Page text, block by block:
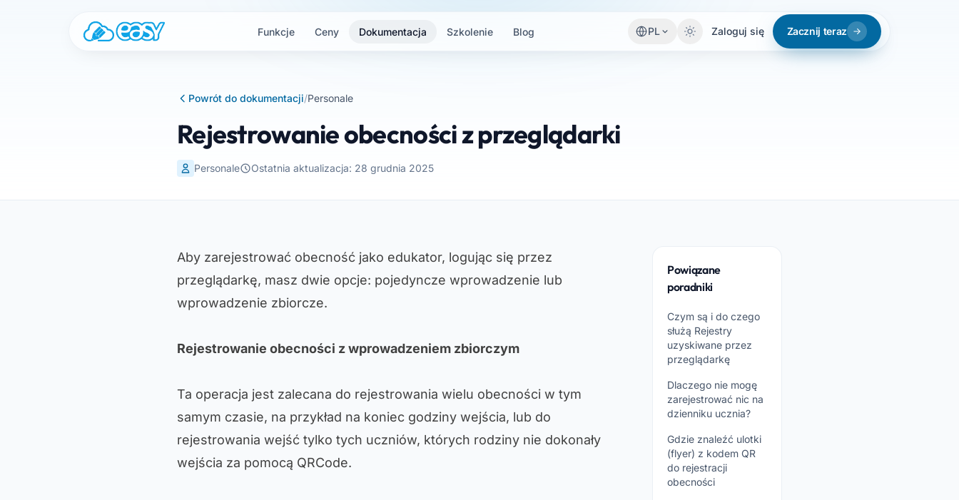
Funkcje Ceny Dokumentacja Szkolenie Blog PL Zaloguj się Zacznij teraz
Powrót do dokumentacji/Personale
Rejestrowanie obecności z przeglądarki
Personale Ostatnia aktualizacja: 28 grudnia 2025
Aby zarejestrować obecność jako edukator, logując się przez
przeglądarkę, masz dwie opcje: pojedyncze wprowadzenie lub
wprowadzenie zbiorcze.
Rejestrowanie obecności z wprowadzeniem zbiorczym
Ta operacja jest zalecana do rejestrowania wielu obecności w tym
samym czasie, na przykład na koniec godziny wejścia, lub do
rejestrowania wejść tylko tych uczniów, których rodziny nie dokonały
wejścia za pomocą QRCode.
Powiązane
poradniki
Czym są i do czego
służą Rejestry
uzyskiwane przez
przeglądarkę
Dlaczego nie mogę
zarejestrować nic na
dzienniku ucznia?
Gdzie znaleźć ulotki
(flyer) z kodem QR
do rejestracji
obecności